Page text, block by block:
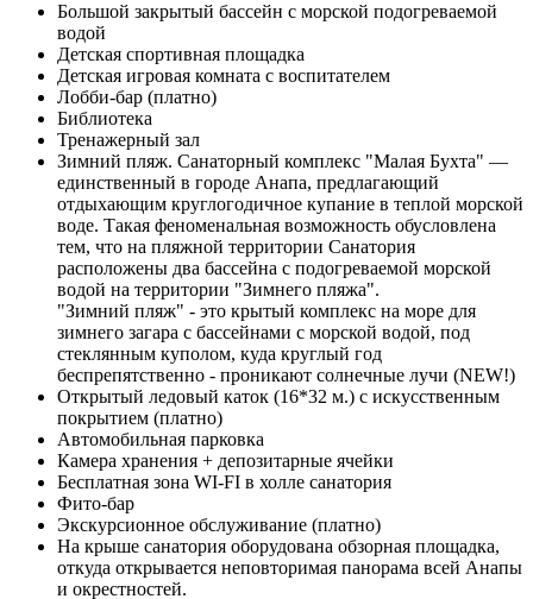
Большой закрытый бассейн с морской подогреваемой
водой
Детская спортивная площадка
Детская игровая комната с воспитателем
Лобби-бар (платно)
Библиотека
Тренажерный зал
Зимний пляж. Санаторный комплекс "Малая Бухта" —
единственный в городе Анапа, предлагающий
отдыхающим круглогодичное купание в теплой морской
воде. Такая феноменальная возможность обусловлена
тем, что на пляжной территории Санатория
расположены два бассейна с подогреваемой морской
водой на территории "Зимнего пляжа".
"Зимний пляж" - это крытый комплекс на море для
зимнего загара с бассейнами с морской водой, под
стеклянным куполом, куда круглый год
беспрепятственно - проникают солнечные лучи (NEW!)
Открытый ледовый каток (16*32 м.) с искусственным
покрытием (платно)
Автомобильная парковка
Камера хранения + депозитарные ячейки
Бесплатная зона WI-FI в холле санатория
Фито-бар
Экскурсионное обслуживание (платно)
На крыше санатория оборудована обзорная площадка,
откуда открывается неповторимая панорама всей Анапы
и окрестностей.